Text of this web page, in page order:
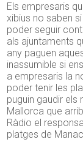
Els empresaris
xibius no saben
poder seguir
als ajuntaments
any paguen
inassumible si
a empresaris la
poder tenir les
puguin gaudir els
Mallorca que
Ràdio el
platges de